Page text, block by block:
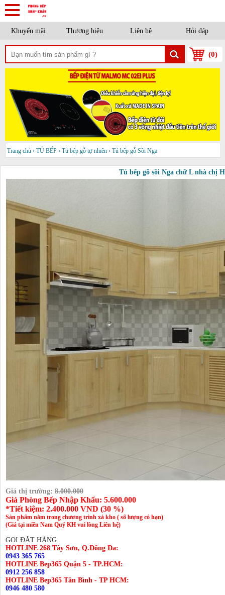
Khuyến mãi Thương hiệu Liên hệ Hỏi đáp
(0)
Trang chủ › TỦ BẾP › Tủ bếp gỗ tự nhiên › Tủ bếp gỗ Sồi Nga
Tủ bếp gỗ sồi Nga chữ L nhà chị
Giá thị trường: 8.000.000
Giá Phòng Bếp Nhập Khẩu: 5.600.000
*Tiết kiệm: 2.400.000 VND (30 %)
Sản phẩm nằm trong chương trình xả kho ( số lượng có hạn)
(Giá tại miền Nam Quý KH vui lòng Liên hệ)
GỌI ĐẶT HÀNG:
HOTLINE 268 Tây Sơn, Q.Đống Đa:
0943 365 765
HOTLINE Bep365 Quận 5 - TP.HCM:
0912 256 858
HOTLINE Bep365 Tân Bình - TP HCM:
0946 480 580